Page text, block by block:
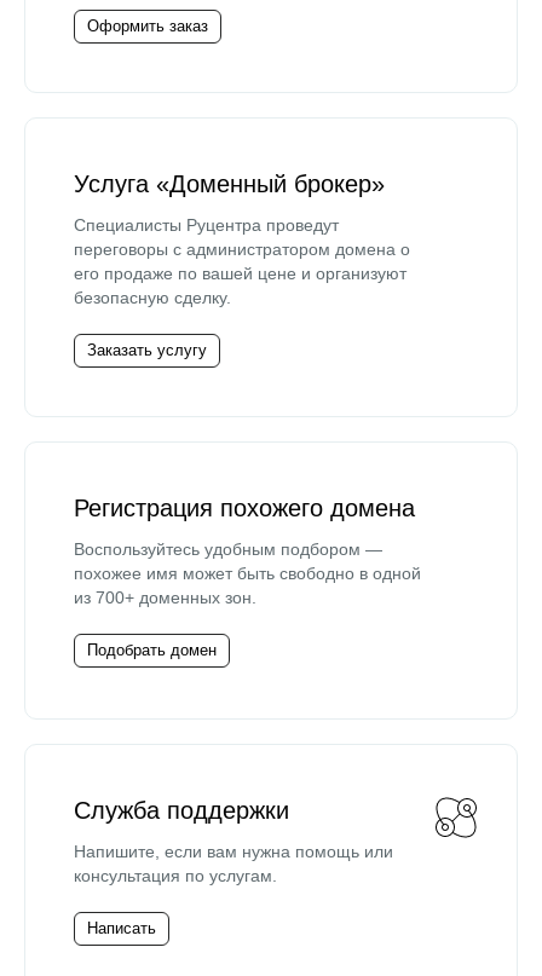
Оформить заказ
Услуга «Доменный брокер»
Специалисты Руцентра проведут
переговоры с администратором домена о
его продаже по вашей цене и организуют
безопасную сделку.
Заказать услугу
Регистрация похожего домена
Воспользуйтесь удобным подбором —
похожее имя может быть свободно в одной
из 700+ доменных зон.
Подобрать домен
Служба поддержки
Напишите, если вам нужна помощь или
консультация по услугам.
Написать